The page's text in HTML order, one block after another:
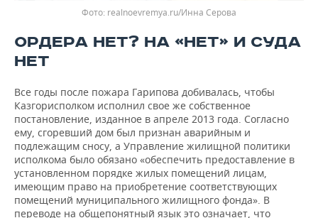
realnoevremya.ru/Инна Серова
ОРДЕРА НЕТ? НА «НЕТ» И СУДА
НЕТ
Все годы после пожара Гарипова добивалась, чтобы
Казгорисполком исполнил свое же собственное
постановление, изданное в апреле 2013 года. Согласно
ему, сгоревший дом был признан аварийным и
подлежащим сносу, а Управление жилищной политики
исполкома было обязано «обеспечить предоставление в
установленном порядке жилых помещений лицам,
имеющим право на приобретение соответствующих
помещений муниципального жилищного фонда». В
переводе на общепонятный язык это означает, что